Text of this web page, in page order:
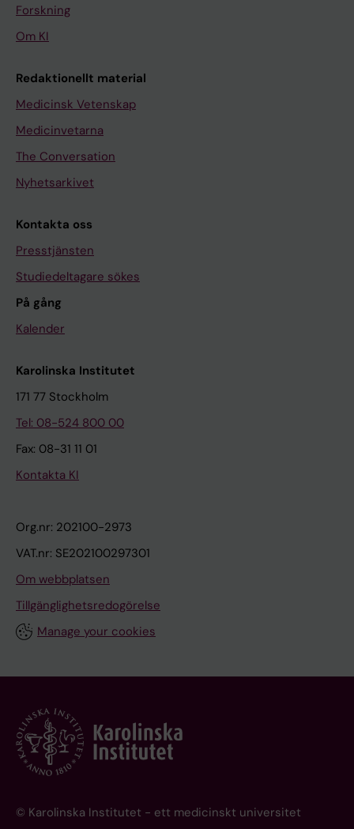
Forskning
Om KI
Redaktionellt material
Medicinsk Vetenskap
Medicinvetarna
The Conversation
Nyhetsarkivet
Kontakta oss
Presstjänsten
Studiedeltagare sökes
På gång
Kalender
Karolinska Institutet
171 77 Stockholm
Tel: 08-524 800 00
Fax: 08-31 11 01
Kontakta KI
Org.nr: 202100-2973
VAT.nr: SE202100297301
Om webbplatsen
Tillgänglighetsredogörelse
Manage your cookies
© Karolinska Institutet - ett medicinskt universitet